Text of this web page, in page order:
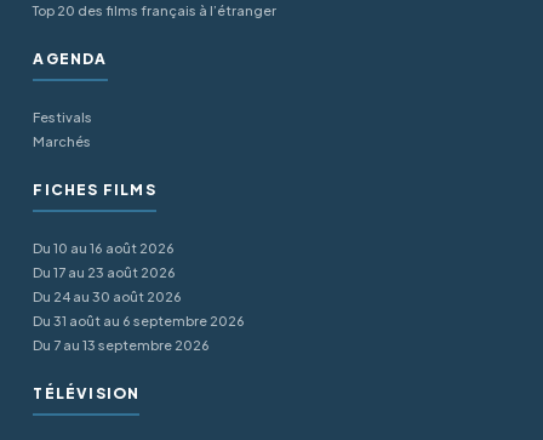
Top 20 des films français à l’étranger
AGENDA
Festivals
Marchés
FICHES FILMS
Du 10 au 16 août 2026
Du 17 au 23 août 2026
Du 24 au 30 août 2026
Du 31 août au 6 septembre 2026
Du 7 au 13 septembre 2026
TÉLÉVISION